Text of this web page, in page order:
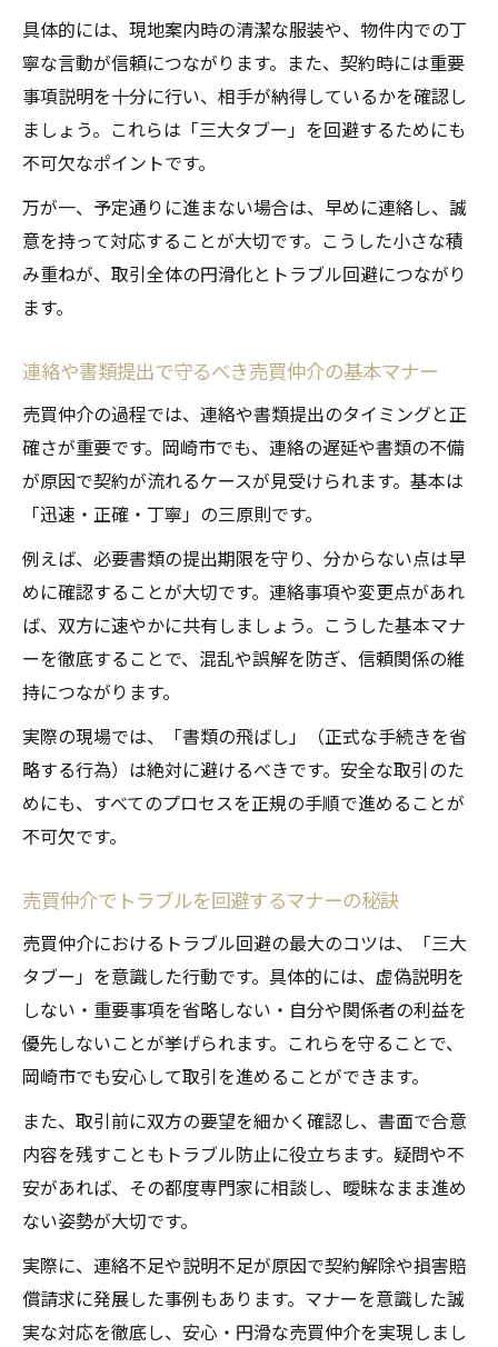
具体的には、現地案内時の清潔な服装や、物件内での丁
寧な言動が信頼につながります。また、契約時には重要
事項説明を十分に行い、相手が納得しているかを確認し
ましょう。これらは「三大タブー」を回避するためにも
不可欠なポイントです。
万が一、予定通りに進まない場合は、早めに連絡し、誠
意を持って対応することが大切です。こうした小さな積
み重ねが、取引全体の円滑化とトラブル回避につながり
ます。
連絡や書類提出で守るべき売買仲介の基本マナー
売買仲介の過程では、連絡や書類提出のタイミングと正
確さが重要です。岡崎市でも、連絡の遅延や書類の不備
が原因で契約が流れるケースが見受けられます。基本は
「迅速・正確・丁寧」の三原則です。
例えば、必要書類の提出期限を守り、分からない点は早
めに確認することが大切です。連絡事項や変更点があれ
ば、双方に速やかに共有しましょう。こうした基本マナ
ーを徹底することで、混乱や誤解を防ぎ、信頼関係の維
持につながります。
実際の現場では、「書類の飛ばし」（正式な手続きを省
略する行為）は絶対に避けるべきです。安全な取引のた
めにも、すべてのプロセスを正規の手順で進めることが
不可欠です。
売買仲介でトラブルを回避するマナーの秘訣
売買仲介におけるトラブル回避の最大のコツは、「三大
タブー」を意識した行動です。具体的には、虚偽説明を
しない・重要事項を省略しない・自分や関係者の利益を
優先しないことが挙げられます。これらを守ることで、
岡崎市でも安心して取引を進めることができます。
また、取引前に双方の要望を細かく確認し、書面で合意
内容を残すこともトラブル防止に役立ちます。疑問や不
安があれば、その都度専門家に相談し、曖昧なまま進め
ない姿勢が大切です。
実際に、連絡不足や説明不足が原因で契約解除や損害賠
償請求に発展した事例もあります。マナーを意識した誠
実な対応を徹底し、安心・円滑な売買仲介を実現しまし